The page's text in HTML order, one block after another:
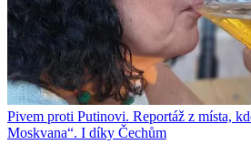
Pivem proti Putinovi. Reportáž z místa,
Moskvana“. I díky Čechům